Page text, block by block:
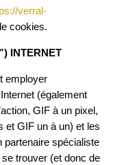
verral-
cookies.
INTERNET
employer
(également
GIF à un pixel,
et GIF un à un) et les
partenaire spécialiste
trouver (et donc de